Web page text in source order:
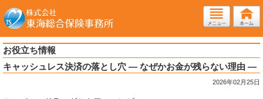
お役立ち情報
キャッシュレス決済の落とし穴 ― なぜかお金が残らない理由 ―
2026年02月25日